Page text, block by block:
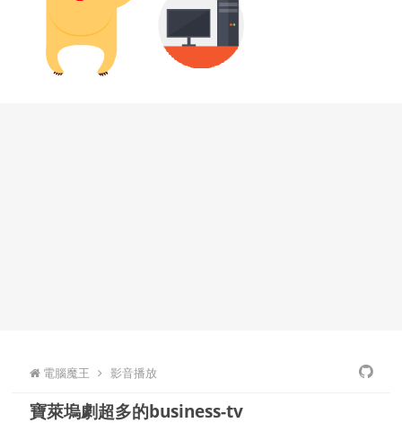
電腦魔王 影音播放
寶萊塢劇超多的business-tv